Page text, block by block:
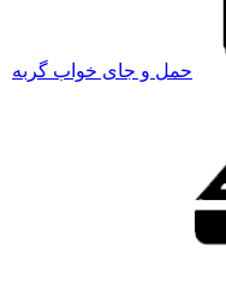
حمل و جای خواب گربه